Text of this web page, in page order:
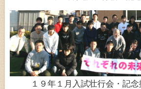
１９年１月入試壮行会・記